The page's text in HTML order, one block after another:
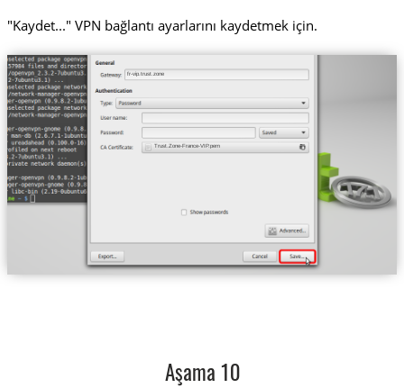
"Kaydet..." VPN bağlantı ayarlarını kaydetmek için.
fr-vip.trust.zone
Trust.Zone-France-VIP.pem
Aşama 10